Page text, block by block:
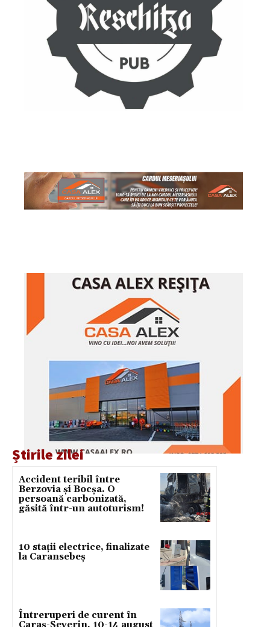
Știrile zilei
Accident teribil între
Berzovia și Bocșa. O
persoană carbonizată,
găsită într-un autoturism!
10 stații electrice, finalizate
la Caransebeș
Întreruperi de curent în